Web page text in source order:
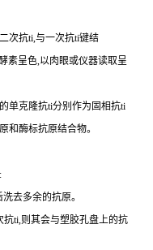
次抗ti,与一次抗ti键结
素呈色,以肉眼或仪器读取呈
单克隆抗ti分别作为固相抗ti
和酶标抗原结合物。
去多余的抗原。
抗ti,则其会与塑胶孔盘上的抗